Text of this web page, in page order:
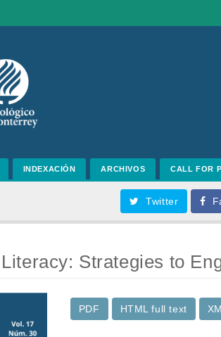
INDEXACIÓN ARCHIVOS CALL FOR
Twitter
Strategies to
PDF
HTML full text